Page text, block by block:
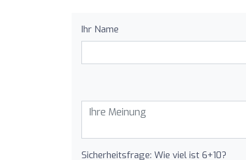
Ihr Name
Sicherheitsfrage: Wie viel ist 6+10?